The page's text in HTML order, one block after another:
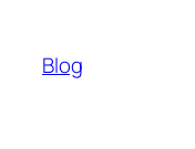
phầnBlog